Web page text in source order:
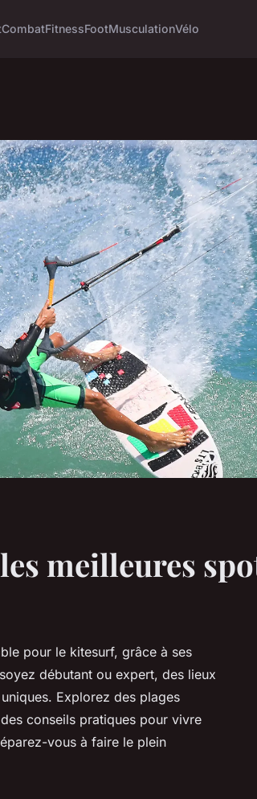
CombatFitnessFootMusculationVélo
meilleures
pour le kitesurf, grâce à ses
débutant ou expert, des lieux
Explorez des plages
conseils pratiques pour vivre
vous à faire le plein